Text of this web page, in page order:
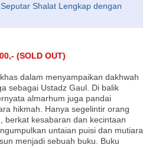
Shalat Lengkap dengan
(SOLD OUT)
dalam menyampaikan dakhwah
sebagai Ustadz Gaul. Di balik
almarhum juga pandai
hikmah. Hanya segelintir orang
berkat kesabaran dan kecintaan
untaian puisi dan mutiara
menjadi sebuah buku. Buku